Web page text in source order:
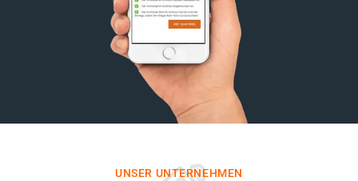
UNSER UNTERNEHMEN